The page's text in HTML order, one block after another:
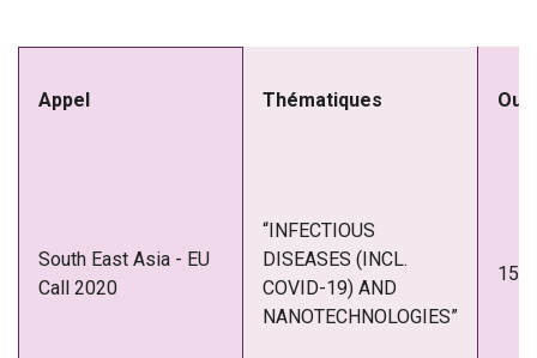
Appel Thématiques
South East Asia - EU
Call 2020
“INFECTIOUS
DISEASES (INCL.
COVID-19) AND
NANOTECHNOLOGIES”
15-